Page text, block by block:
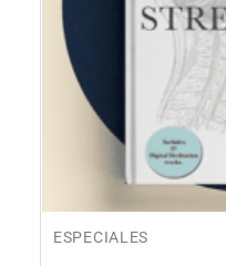
ESPECIALES